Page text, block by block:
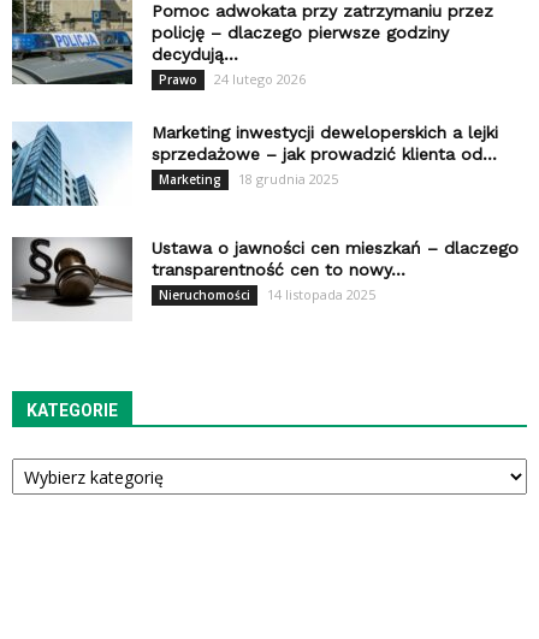
Pomoc adwokata przy zatrzymaniu przez
policję – dlaczego pierwsze godziny
decydują...
Prawo 24 lutego 2026
Marketing inwestycji deweloperskich a lejki
sprzedażowe – jak prowadzić klienta od...
Marketing 18 grudnia 2025
Ustawa o jawności cen mieszkań – dlaczego
transparentność cen to nowy...
Nieruchomości 14 listopada 2025
KATEGORIE
Kategorie